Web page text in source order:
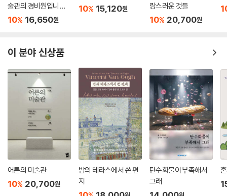
술관의 경비원입니다
(25만 부 기념 전면 개
10% 16,650원
10% 15,120원
랑스러운 것들
10% 20,700원
이 분야 신상품
어른의 미술관
10% 20,700원
밤의 테라스에서 쓴 편
지
탄수화물이 부족해서
그래